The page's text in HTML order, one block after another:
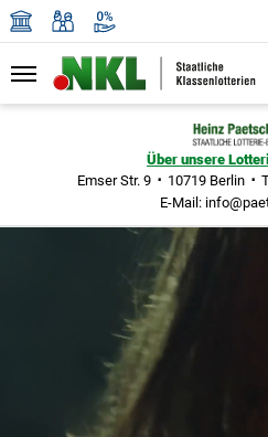
Über unsere
Emser Str. 9
10719 Berlin
E-Mail:
Navigation